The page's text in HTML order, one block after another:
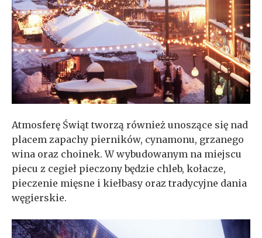
Atmosferę Świąt tworzą również unoszące się nad
placem zapachy pierników, cynamonu, grzanego
wina oraz choinek. W wybudowanym na miejscu
piecu z cegieł pieczony będzie chleb, kołacze,
pieczenie mięsne i kiełbasy oraz tradycyjne dania
węgierskie.